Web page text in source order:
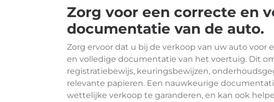
Zorg voor een correcte en
documentatie van de auto.
Zorg ervoor dat u bij de verkoop van uw auto voor
en volledige documentatie van het voertuig. Dit
registratiebewijs, keuringsbewijzen,
relevante papieren. Een nauwkeurige
wettelijke verkoop te garanderen, en kan ook